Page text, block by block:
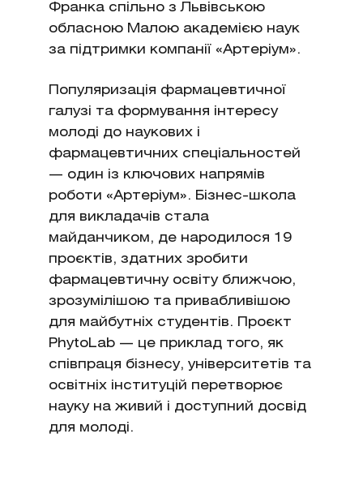
Франка спільно з Львівською
обласною Малою академією наук
за підтримки компанії «Артеріум».
Популяризація фармацевтичної
галузі та формування інтересу
молоді до наукових і
фармацевтичних спеціальностей
— один із ключових напрямів
роботи «Артеріум». Бізнес-школа
для викладачів стала
майданчиком, де народилося 19
проєктів, здатних зробити
фармацевтичну освіту ближчою,
зрозумілішою та привабливішою
для майбутніх студентів. Проєкт
PhytoLab — це приклад того, як
співпраця бізнесу, університетів та
освітніх інституцій перетворює
науку на живий і доступний досвід
для молоді.